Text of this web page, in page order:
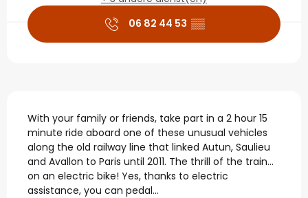
06 82 44 53 ▒▒
Beschrijving
With your family or friends, take part in a 2 hour 15
minute ride aboard one of these unusual vehicles
along the old railway line that linked Autun, Saulieu
and Avallon to Paris until 2011. The thrill of the train...
on an electric bike! Yes, thanks to electric
assistance, you can pedal...